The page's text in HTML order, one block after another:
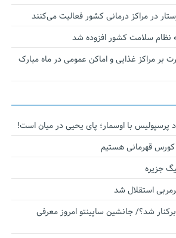
بر مراکز غذایی و اماکن عمومی در ماه مبارک
پرسپولیس با اوسمار؛ پای یحیی در میان است!
قهرمانی هستیم
جزیره
استقلال شد
شد؟/ جانشین ساپینتو امروز معرفی